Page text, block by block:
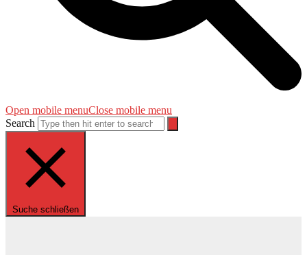
Open mobile menuClose mobile menu
Search
Suche schließen